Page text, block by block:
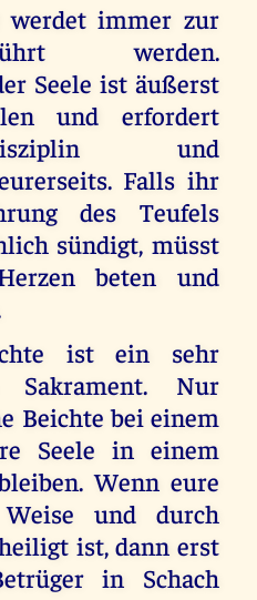
werdet immer zur
werden.
Seele ist äußerst
und erfordert
und
Falls ihr
des Teufels
sündigt, müsst
beten und
ist ein sehr
Sakrament. Nur
Beichte bei einem
Seele in einem
Wenn eure
und durch
ist, dann erst
in Schach